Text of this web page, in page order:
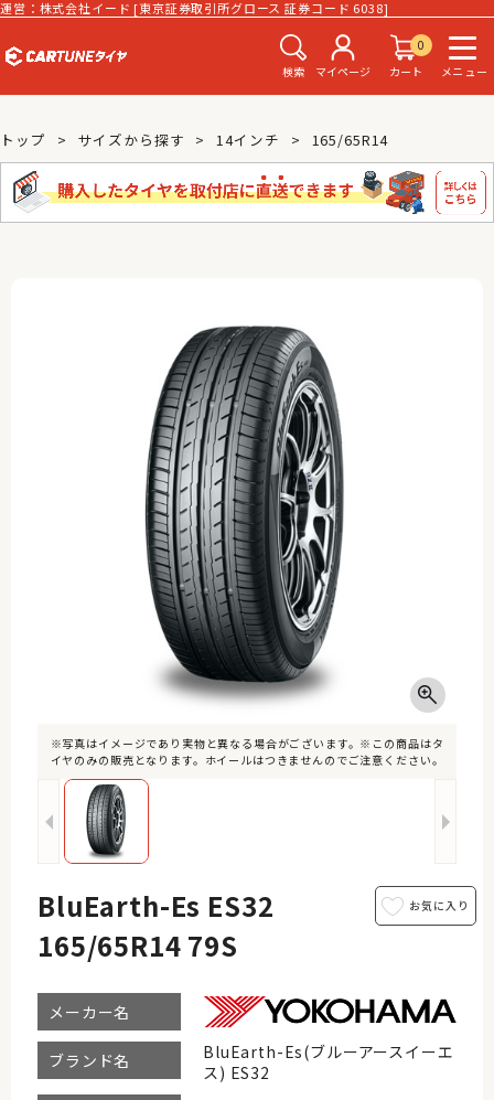
運営：株式会社イード [東京証券取引所グロース 証券コード 6038]
検索 マイページ
0
カート
メニュー
トップ サイズから探す 14インチ 165/65R14
※写真はイメージであり実物と異なる場合がございます。※この商品はタ
イヤのみの販売となります。ホイールはつきませんのでご注意ください。
BluEarth-Es ES32
165/65R14 79S
メーカー名
ブランド名
BluEarth-Es(ブルーアースイーエ
ス) ES32